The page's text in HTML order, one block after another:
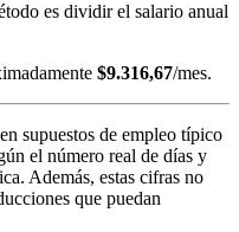
es dividir el salario anual
$9.316,67/mes.
supuestos de empleo típico
el número real de días y
Además, estas cifras no
que puedan